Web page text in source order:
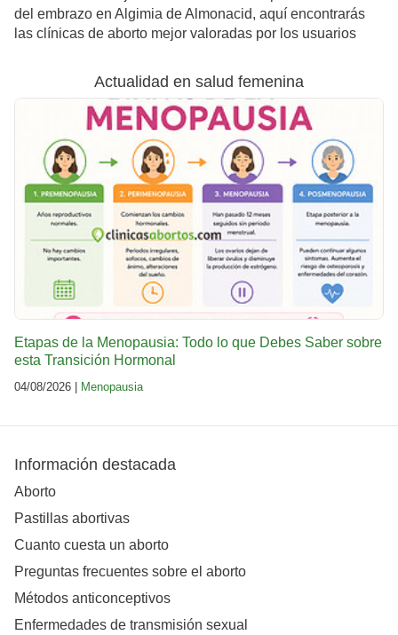
del embrazo en Algimia de Almonacid, aquí encontrarás
las clínicas de aborto mejor valoradas por los usuarios
Actualidad en salud femenina
Etapas de la Menopausia: Todo lo que Debes Saber sobre
esta Transición Hormonal
04/08/2026 | Menopausia
Información destacada
Aborto
Pastillas abortivas
Cuanto cuesta un aborto
Preguntas frecuentes sobre el aborto
Métodos anticonceptivos
Enfermedades de transmisión sexual